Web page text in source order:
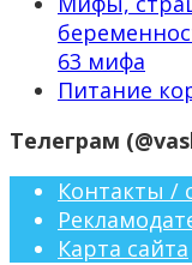
63 мифа
Питание
Телеграм
Контакты /
Карта сайта